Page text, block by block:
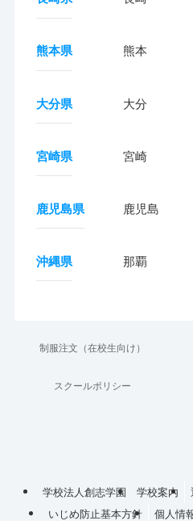
熊本県 熊本
大分県 大分
宮崎県 宮崎
鹿児島県 鹿児島
沖縄県 那覇
制服注文（在校生向け）
スクールポリシー
学校法人創志学園 学校案内
いじめ防止基本方針
個人情